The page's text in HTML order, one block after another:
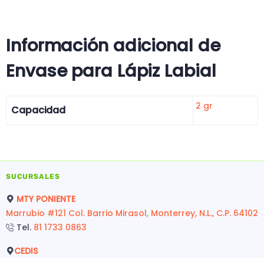
Información adicional de
Envase para Lápiz Labial
Capacidad 2 gr
SUCURSALES
MTY PONIENTE
Marrubio #121 Col. Barrio Mirasol, Monterrey, N.L., C.P. 64102
Tel. 81 1733 0863
CEDIS